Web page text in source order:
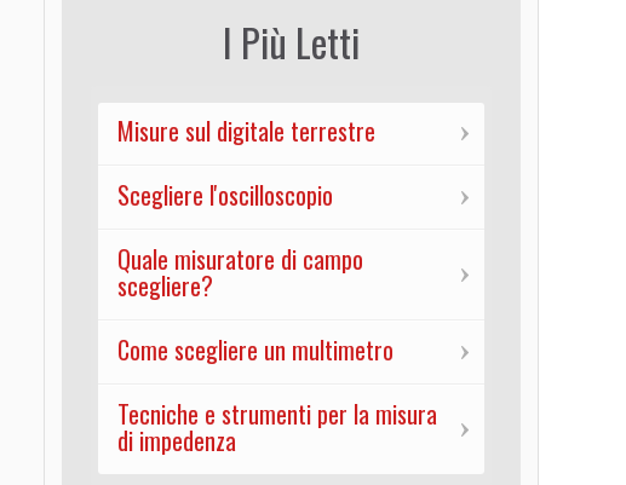
I Più Letti
Misure sul digitale terrestre
Scegliere l'oscilloscopio
Quale misuratore di campo
scegliere?
Come scegliere un multimetro
Tecniche e strumenti per la misura
di impedenza